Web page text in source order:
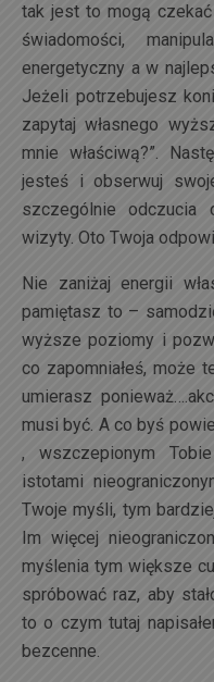
tak jest to mogą
świadomości,
energetyczny a w
Jeżeli potrzebujesz
zapytaj własnego
mnie właściwą?”.
jesteś i obserwuj
szczególnie
wizyty. Oto Twoja
Nie zaniżaj energii
pamiętasz to –
wyższe poziomy i
co zapomniałeś, może
umierasz
musi być. A co byś
, wszczepionym
istotami
Twoje myśli, tym
Im więcej
myślenia tym większe
spróbować raz, aby
to o czym tutaj
bezcenne.